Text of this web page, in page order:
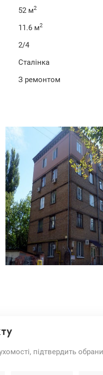
52 м2
11.6 м2
2/4
Сталінка
З ремонтом
підтвердить